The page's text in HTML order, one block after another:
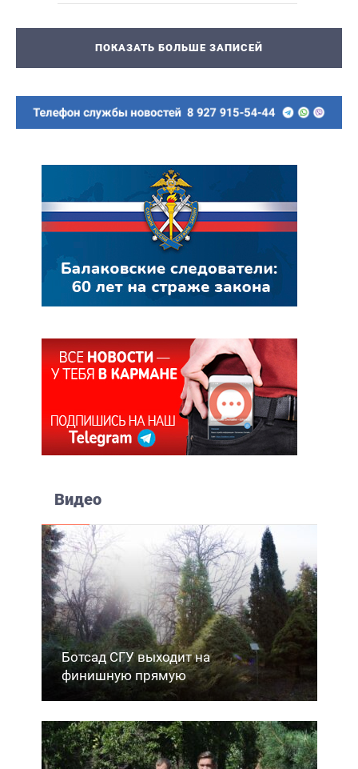
ПОКАЗАТЬ БОЛЬШЕ ЗАПИСЕЙ
Видео
Ботсад СГУ выходит на
финишную прямую